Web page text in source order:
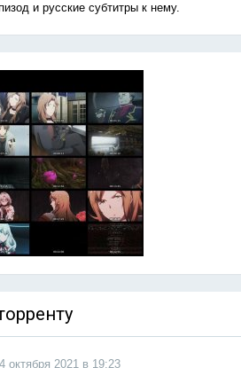
и русские субтитры к нему.
2021 в 19:23